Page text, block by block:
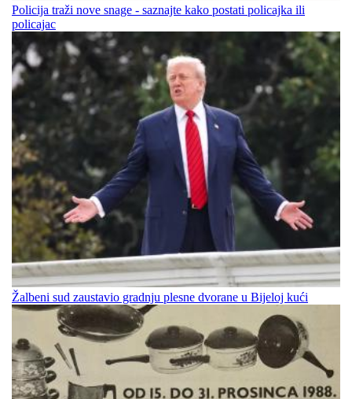
Policija traži nove snage - saznajte kako postati policajka ili
policajac
Žalbeni sud zaustavio gradnju plesne dvorane u Bijeloj kući